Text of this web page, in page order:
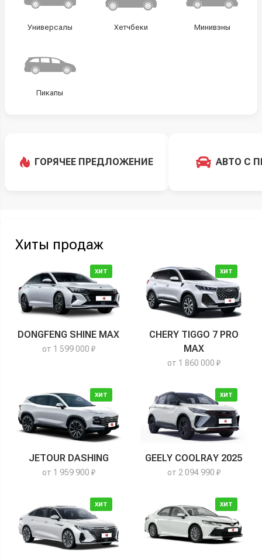
Универсалы Хетчбеки Минивэны
Пикапы
ГОРЯЧЕЕ ПРЕДЛОЖЕНИЕ АВТО С
Хиты продаж
ХИТ
DONGFENG SHINE MAX
от 1 599 000 ₽
ХИТ
CHERY TIGGO 7 PRO
MAX
от 1 860 000 ₽
ХИТ
JETOUR DASHING
от 1 959 900 ₽
ХИТ
GEELY COOLRAY 2025
от 2 094 990 ₽
ХИТ ХИТ